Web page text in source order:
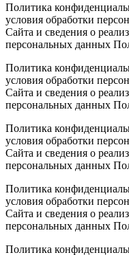
Политика
условия обработки
Сайта и сведения о
персональных данных
Политика
условия обработки
Сайта и сведения о
персональных данных
Политика
условия обработки
Сайта и сведения о
персональных данных
Политика
условия обработки
Сайта и сведения о
персональных данных
Политика